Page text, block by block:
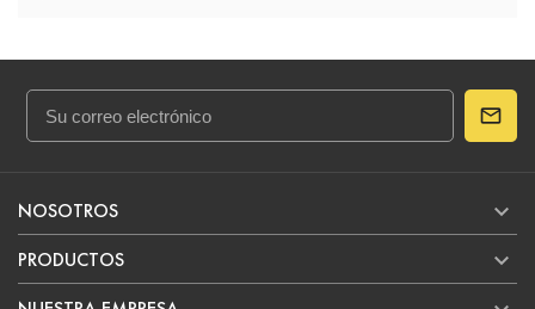
NOSOTROS 
PRODUCTOS 